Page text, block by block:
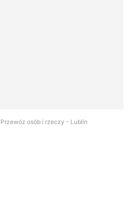
osób i rzeczy - Lublin